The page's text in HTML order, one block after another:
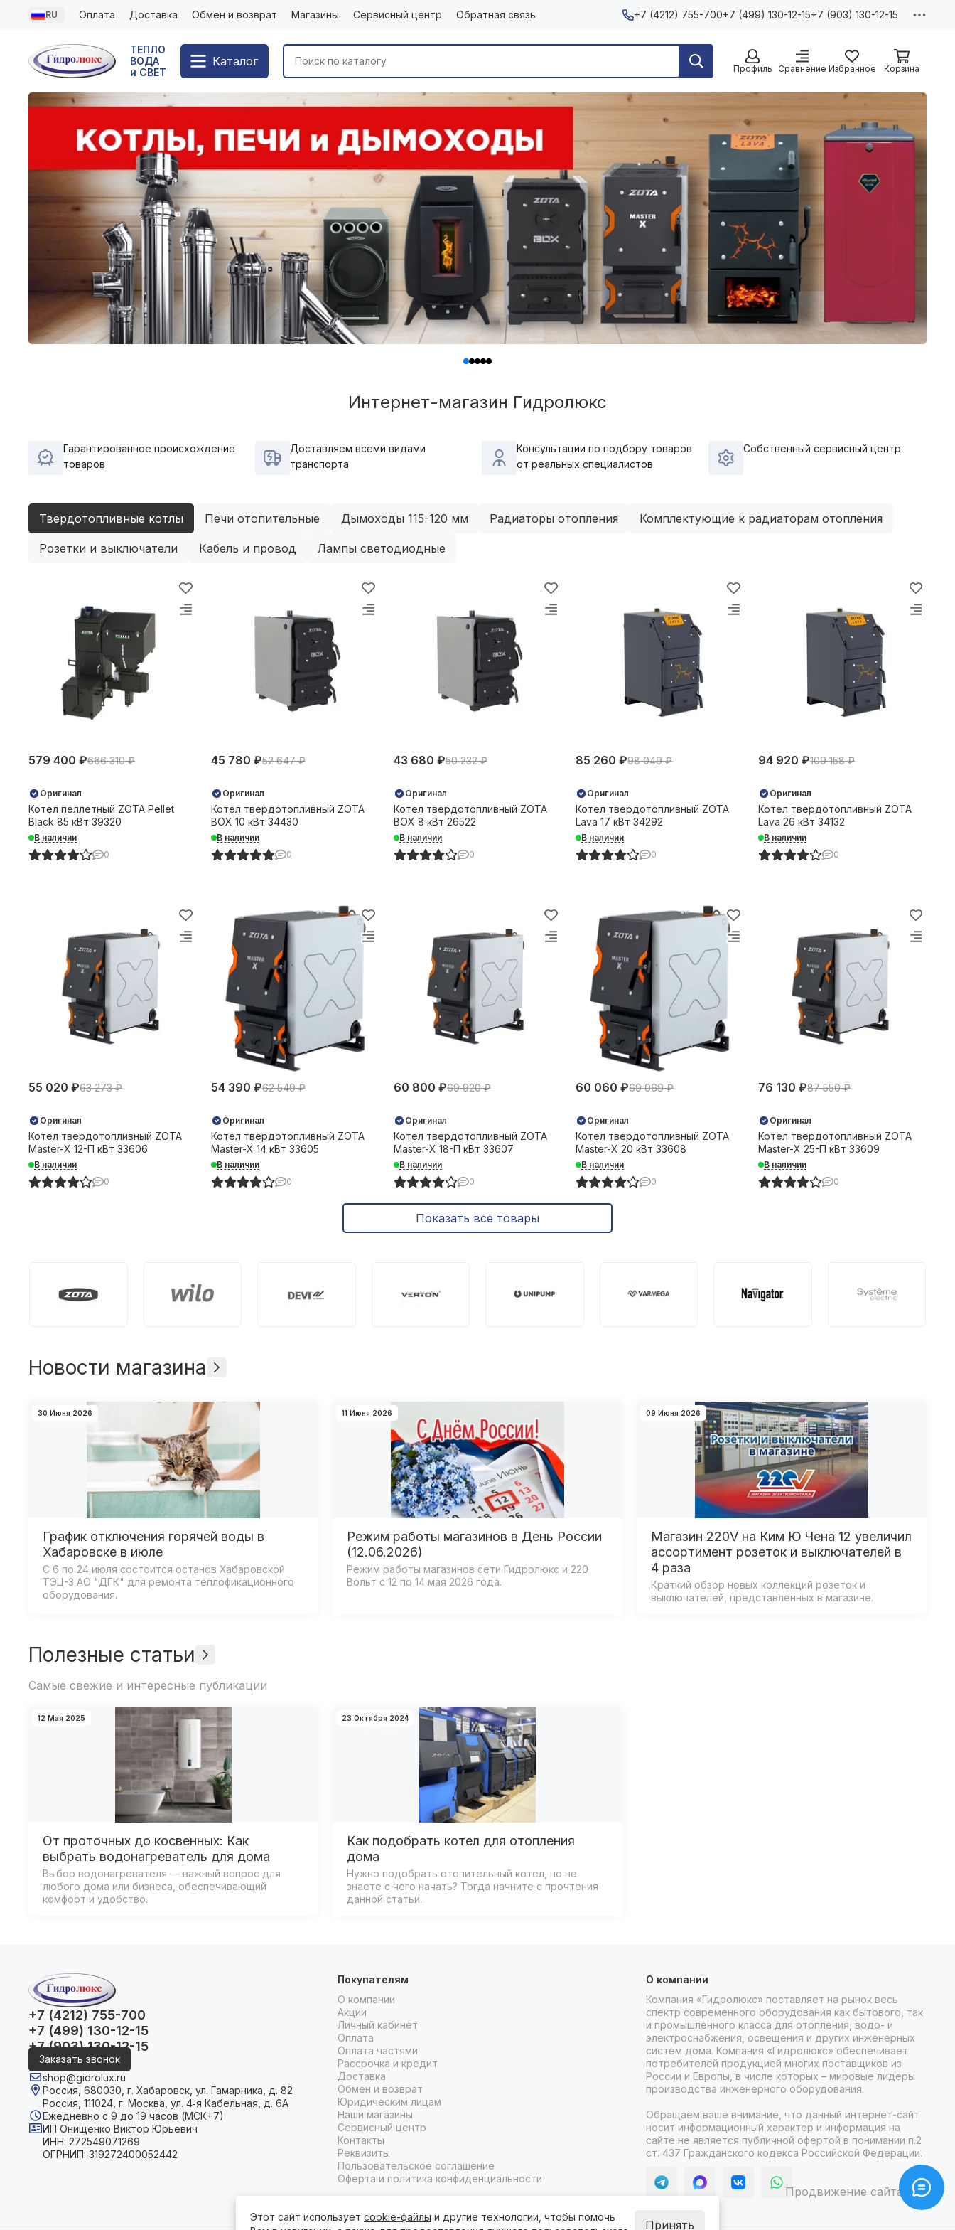
RU Оплата Доставка Обмен и возврат Магазины Сервисный центр Обратная связь +7 (4212) 755-700+7 (499) 130-12-15+7 (903) 130-12-15
ТЕПЛО
ВОДА
и СВЕТ
Каталог
Профиль Сравнение Избранное Корзина
Интернет-магазин Гидролюкс
Гарантированное происхождение
товаров
Доставляем всеми видами
транспорта
Консультации по подбору товаров
от реальных специалистов
Собственный сервисный центр
Твердотопливные котлы Печи отопительные Дымоходы 115-120 мм Радиаторы отопления Комплектующие к радиаторам отопления
Розетки и выключатели Кабель и провод Лампы светодиодные
579 400 ₽666 310 ₽
Оригинал
Котел пеллетный ZOTA Pellet
Black 85 кВт 39320
В наличии
0
45 780 ₽52 647 ₽
Оригинал
Котел твердотопливный ZOTA
BOX 10 кВт 34430
В наличии
0
43 680 ₽50 232 ₽
Оригинал
Котел твердотопливный ZOTA
BOX 8 кВт 26522
В наличии
0
85 260 ₽98 049 ₽
Оригинал
Котел твердотопливный ZOTA
Lava 17 кВт 34292
В наличии
0
94 920 ₽109 158 ₽
Оригинал
Котел твердотопливный ZOTA
Lava 26 кВт 34132
В наличии
0
55 020 ₽63 273 ₽
Оригинал
Котел твердотопливный ZOTA
Master-X 12-П кВт 33606
В наличии
0
54 390 ₽62 549 ₽
Оригинал
Котел твердотопливный ZOTA
Master-X 14 кВт 33605
В наличии
0
60 800 ₽69 920 ₽
Оригинал
Котел твердотопливный ZOTA
Master-X 18-П кВт 33607
В наличии
0
60 060 ₽69 069 ₽
Оригинал
Котел твердотопливный ZOTA
Master-X 20 кВт 33608
В наличии
0
76 130 ₽87 550 ₽
Оригинал
Котел твердотопливный ZOTA
Master-X 25-П кВт 33609
В наличии
0
Показать все товары
Новости магазина
30 Июня 2026
График отключения горячей воды в
Хабаровске в июле
С 6 по 24 июля состоится останов Хабаровской
ТЭЦ-3 АО "ДГК" для ремонта теплофикационного
оборудования.
11 Июня 2026
Режим работы магазинов в День России
(12.06.2026)
Режим работы магазинов сети Гидролюкс и 220
Вольт с 12 по 14 мая 2026 года.
09 Июня 2026
Магазин 220V на Ким Ю Чена 12 увеличил
ассортимент розеток и выключателей в
4 раза
Краткий обзор новых коллекций розеток и
выключателей, представленных в магазине.
Полезные статьи
Самые свежие и интересные публикации
12 Мая 2025
От проточных до косвенных: Как
выбрать водонагреватель для дома
Выбор водонагревателя — важный вопрос для
любого дома или бизнеса, обеспечивающий
комфорт и удобство.
23 Октября 2024
Как подобрать котел для отопления
дома
Нужно подобрать отопительный котел, но не
знаете с чего начать? Тогда начните с прочтения
данной статьи.
+7 (4212) 755-700
+7 (499) 130-12-15
+7 (903) 130-12-15
Заказать звонок
shop@gidrolux.ru
Россия, 680030, г. Хабаровск, ул. Гамарника, д. 82
Россия, 111024, г. Москва, ул. 4‑я Кабельная, д. 6А
Ежедневно с 9 до 19 часов (МСК+7)
ИП Онищенко Виктор Юрьевич
ИНН: 272549071269
ОГРНИП: 319272400052442
Покупателям
О компании
Акции
Личный кабинет
Оплата
Оплата частями
Рассрочка и кредит
Доставка
Обмен и возврат
Юридическим лицам
Наши магазины
Сервисный центр
Контакты
Реквизиты
Пользовательское соглашение
Оферта и политика конфиденциальности
О компании
Компания «Гидролюкс» поставляет на рынок весь
спектр современного оборудования как бытового, так
и промышленного класса для отопления, водо- и
электроснабжения, освещения и других инженерных
систем дома. Компания «Гидролюкс» обеспечивает
потребителей продукцией многих поставщиков из
России и Европы, в числе которых – мировые лидеры
производства инженерного оборудования.
Обращаем ваше внимание, что данный интернет-сайт
носит информационный характер и информация на
сайте не является публичной офертой в понимании п.2
ст. 437 Гражданского кодекса Российской Федерации.
Продвижение сайта itb
Этот сайт использует cookie-файлы и другие технологии, чтобы помочь
Принять